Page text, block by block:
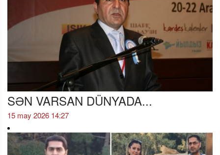
SƏN VARSAN DÜNYADA...
15 may 2026 14:27